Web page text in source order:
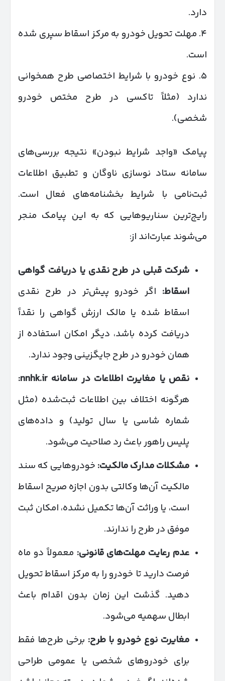
دارد.
۴. مهلت تحویل خودرو به مرکز اسقاط سپری شده
است.
۵. نوع خودرو با شرایط اختصاصی طرح همخوانی
ندارد (مثلاً تاکسی در طرح مختص خودرو
شخصی).
پیامک «واجد شرایط نبودن» نتیجه بررسی‌های
سامانه ستاد نوسازی ناوگان و تطبیق اطلاعات
ثبت‌نامی با شرایط بخشنامه‌های فعال است.
رایج‌ترین سناریوهایی که به این پیامک منجر
می‌شوند عبارت‌اند از:
شرکت قبلی در طرح نقدی یا دریافت گواهی
اسقاط: اگر خودرو پیش‌تر در طرح نقدی
اسقاط شده یا مالک ارزش گواهی را نقداً
دریافت کرده باشد، دیگر امکان استفاده از
همان خودرو در طرح جایگزینی وجود ندارد.
نقص یا مغایرت اطلاعات در سامانه
هرگونه اختلاف بین اطلاعات ثبت‌شده (مثل
شماره شاسی یا سال تولید) و داده‌های
پلیس راهور باعث رد صلاحیت می‌شود.
مشکلات مدارک مالکیت: خودروهایی که سند
مالکیت آن‌ها وکالتی بدون اجازه صریح اسقاط
است، یا وراثت آن‌ها تکمیل نشده، امکان ثبت
موفق در طرح را ندارند.
عدم رعایت مهلت‌های قانونی: معمولاً دو ماه
فرصت دارید تا خودرو را به مرکز اسقاط تحویل
دهید. گذشت این زمان بدون اقدام باعث
ابطال سهمیه می‌شود.
مغایرت نوع خودرو با طرح: برخی طرح‌ها فقط
برای خودروهای شخصی یا عمومی طراحی